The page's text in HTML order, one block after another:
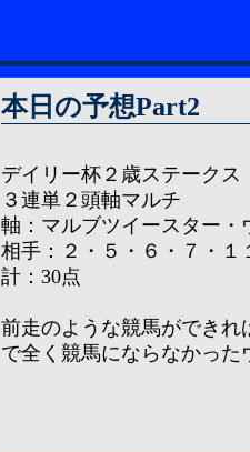
本日の予想Part2
デイリー杯２歳ステークス
３連単２頭軸マルチ
軸：マルブツイースター・
相手：２・５・６・７・１
計：30点
前走のような競馬ができ
で全く競馬にならなかった